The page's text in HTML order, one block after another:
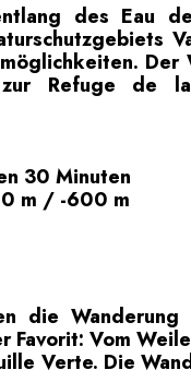
des Eau
Refuge de
30 Minuten
m / -600 m
die Wanderung
Vom
Verte. Die